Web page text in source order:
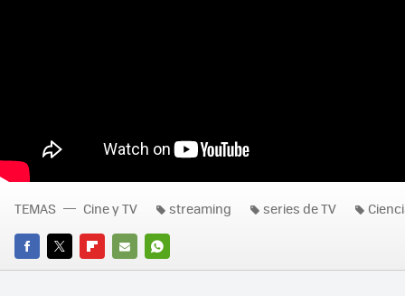
FACEBOOK
TWITTERFLIPBOARD
E-
WHATSAPP
TEMAS Cine y TV streaming series de TV